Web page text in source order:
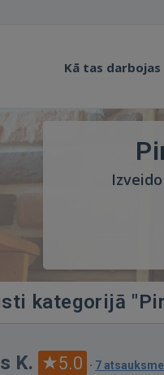
Kā tas darbojas
kategorijā
K. 5.0 · 7